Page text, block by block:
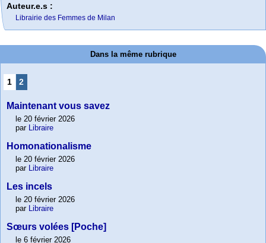
Auteur.e.s :
Librairie des Femmes de Milan
Dans la même rubrique
1 2
Maintenant vous savez
le 20 février 2026
par
Libraire
Homonationalisme
le 20 février 2026
par
Libraire
Les incels
le 20 février 2026
par
Libraire
Sœurs volées [Poche]
le 6 février 2026